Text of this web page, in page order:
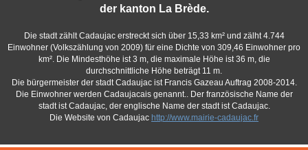
der kanton La Brède.
Die stadt zählt Cadaujac erstreckt sich über 15,33 km² und zälht 4.744
Einwohner (Volkszählung von 2009) für eine Dichte von 309,46 Einwohner pro
km². Die Mindesthöhe ist 3 m, die maximale Höhe ist 36 m, die
durchschnittliche Höhe beträgt 11 m.
Die bürgermeister der stadt Cadaujac ist Francis Gazeau Auftrag 2008-2014.
Die Einwohner werden Cadaujacais genannt.. Der französische Name der
stadt ist Cadaujac, der englische Name der stadt ist Cadaujac.
Die Website von Cadaujac http://www.mairie-cadaujac.fr